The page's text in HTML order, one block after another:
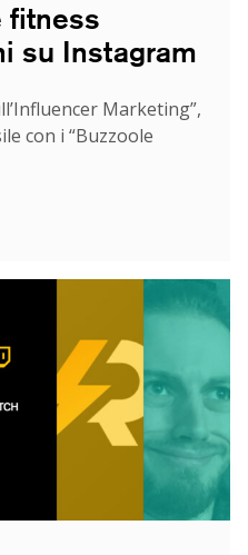
fitness
su Instagram
Marketing”,
con i “Buzzoole